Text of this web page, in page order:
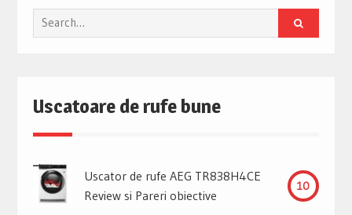
Search
for:
Uscatoare de rufe bune
Uscator de rufe AEG TR838H4CE
Review si Pareri obiective
10